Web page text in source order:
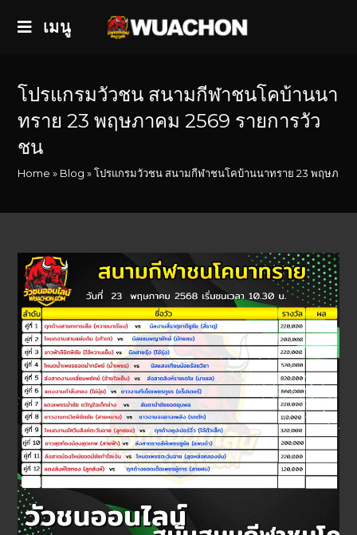
เมนู
โปรแกรมวัวชน สนามกีฬาชนโคบ้านนา
ทราย 23 พฤษภาคม 2569 รายการวัว
ชน
Home » Blog »โปรแกรมวัวชน สนามกีฬาชนโคบ้านนาทราย 23 พฤษภาค